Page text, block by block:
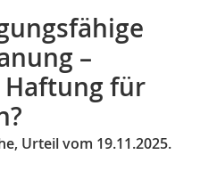
–
für
Urteil vom 19.11.2025.